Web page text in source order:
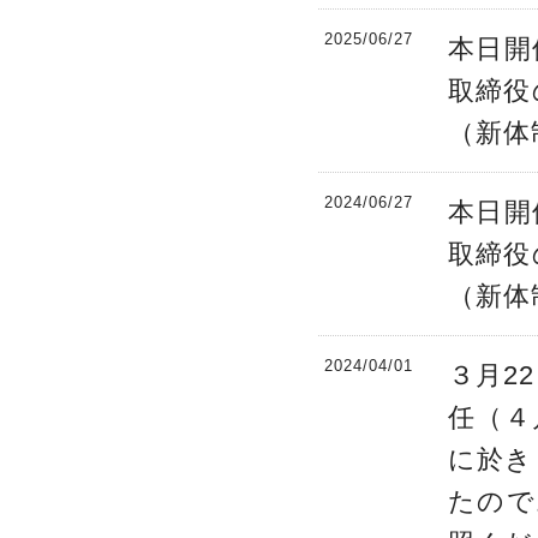
2025/06/27
本日
取締
（新
2024/06/27
本日
取締
（新
2024/04/01
３月
任（
に於
たの